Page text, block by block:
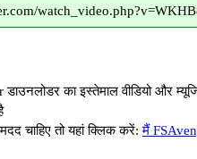
डाउनलोडर का इस्तेमाल वीडियो और
चाहिए तो यहां क्लिक करें:मैं